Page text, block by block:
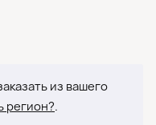
из вашего
регион?.